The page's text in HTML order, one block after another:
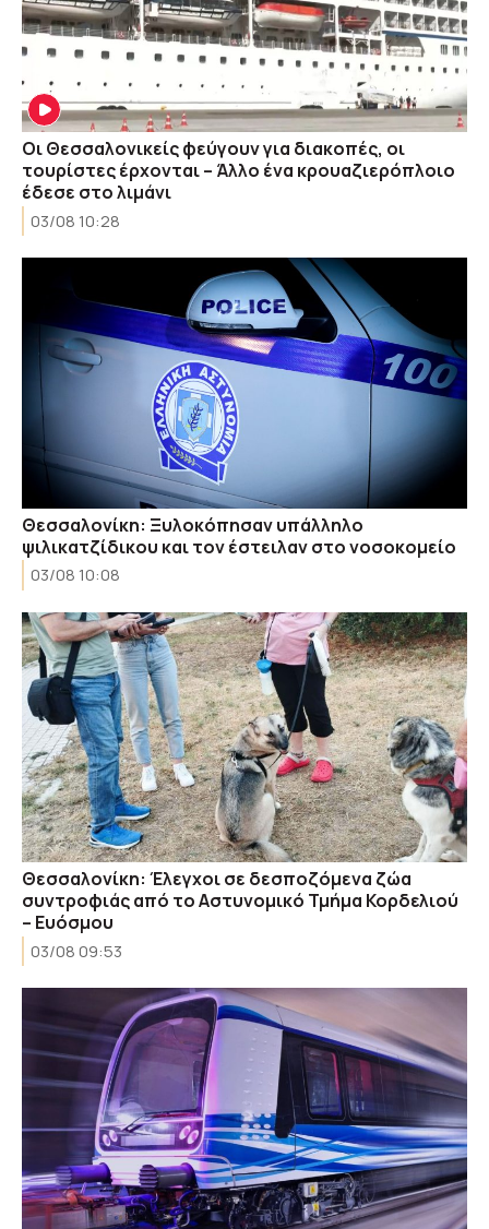
Οι Θεσσαλονικείς φεύγουν για διακοπές, οι
τουρίστες έρχονται – Άλλο ένα κρουαζιερόπλοιο
έδεσε στο λιμάνι
03/08 10:28
Θεσσαλονίκη: Ξυλοκόπησαν υπάλληλο
ψιλικατζίδικου και τον έστειλαν στο νοσοκομείο
03/08 10:08
Θεσσαλονίκη: Έλεγχοι σε δεσποζόμενα ζώα
συντροφιάς από το Αστυνομικό Τμήμα Κορδελιού
– Ευόσμου
03/08 09:53